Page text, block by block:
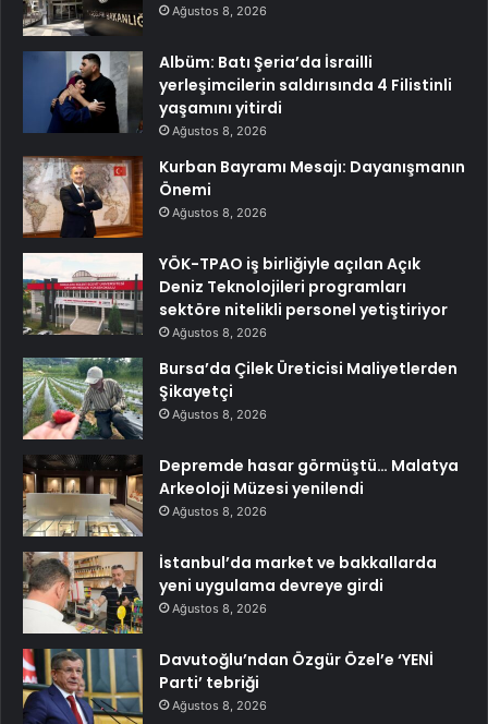
Ağustos 8, 2026
Albüm: Batı Şeria’da İsrailli
yerleşimcilerin saldırısında 4 Filistinli
yaşamını yitirdi
Ağustos 8, 2026
Kurban Bayramı Mesajı: Dayanışmanın
Önemi
Ağustos 8, 2026
YÖK-TPAO iş birliğiyle açılan Açık
Deniz Teknolojileri programları
sektöre nitelikli personel yetiştiriyor
Ağustos 8, 2026
Bursa’da Çilek Üreticisi Maliyetlerden
Şikayetçi
Ağustos 8, 2026
Depremde hasar görmüştü… Malatya
Arkeoloji Müzesi yenilendi
Ağustos 8, 2026
İstanbul’da market ve bakkallarda
yeni uygulama devreye girdi
Ağustos 8, 2026
Davutoğlu’ndan Özgür Özel’e ‘YENİ
Parti’ tebriği
Ağustos 8, 2026